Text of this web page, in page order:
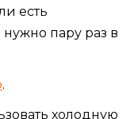
есть
пару раз в
.
холодную